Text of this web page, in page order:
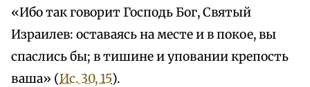
«Ибо так говорит Господь Бог, Святый
Израилев: оставаясь на месте и в покое, вы
спаслись бы; в тишине и уповании крепость
ваша» (Ис. 30, 15).